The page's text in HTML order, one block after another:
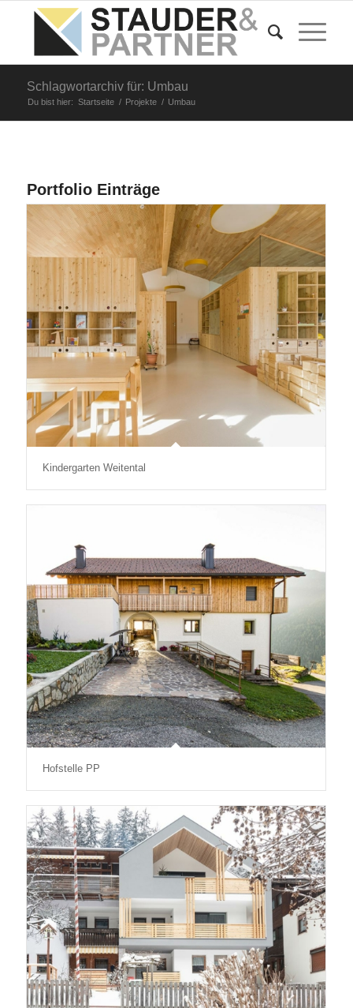
Schlagwortarchiv für: Umbau
Du bist hier: Startseite / Projekte / Umbau
Portfolio Einträge
Kindergarten Weitental
Hofstelle PP